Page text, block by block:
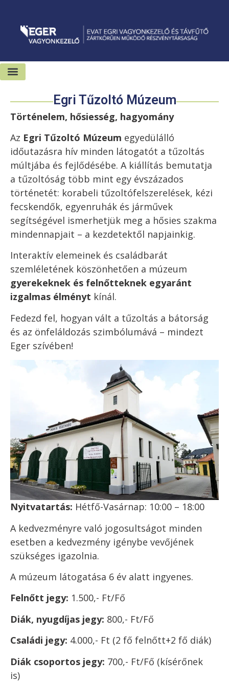
Egri Tűzoltó Múzeum
Történelem, hősiesség, hagyomány
Az Egri Tűzoltó Múzeum egyedülálló
időutazásra hív minden látogatót a tűzoltás
múltjába és fejlődésébe. A kiállítás bemutatja
a tűzoltóság több mint egy évszázados
történetét: korabeli tűzoltófelszerelések, kézi
fecskendők, egyenruhák és járművek
segítségével ismerhetjük meg a hősies szakma
mindennapjait – a kezdetektől napjainkig.
Interaktív elemeinek és családbarát
szemléletének köszönhetően a múzeum
gyerekeknek és felnőtteknek egyaránt
izgalmas élményt kínál.
Fedezd fel, hogyan vált a tűzoltás a bátorság
és az önfeláldozás szimbólumává – mindezt
Eger szívében!
Nyitvatartás: Hétfő-Vasárnap: 10:00 – 18:00
A kedvezményre való jogosultságot minden
esetben a kedvezmény igénybe vevőjének
szükséges igazolnia.
A múzeum látogatása 6 év alatt ingyenes.
Felnőtt jegy: 1.500,- Ft/Fő
Diák, nyugdíjas jegy: 800,- Ft/Fő
Családi jegy: 4.000,- Ft (2 fő felnőtt+2 fő diák)
Diák csoportos jegy: 700,- Ft/Fő (kísérőnek
is)